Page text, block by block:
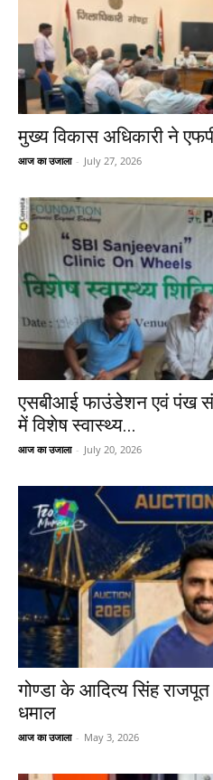
मुख्य विकास अधिकारी ने
आज का उजाला - July 27, 2026
एसबीआई फाउंडेशन एवं पंख
में विशेष स्वास्थ्य...
आज का उजाला - July 20, 2026
गोण्डा के आदित्य सिंह
धमाल
आज का उजाला - May 3, 2026